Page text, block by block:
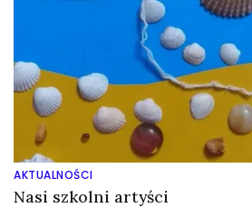
AKTUALNOŚCI
Nasi szkolni artyści